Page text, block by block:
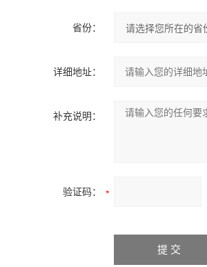
省份：
详细地址：
补充说明：
验证码：